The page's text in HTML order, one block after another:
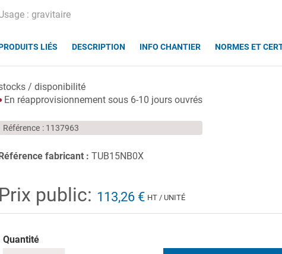
: gravitaire
LIÉS DESCRIPTION INFO CHANTIER NORMES ET
/ disponibilité
En réapprovisionnement sous 6-10 jours ouvrés
Référence 1137963
fabricant : TUB15NB0X
Prix public: 113,26 € HT / UNITÉ
Quantité